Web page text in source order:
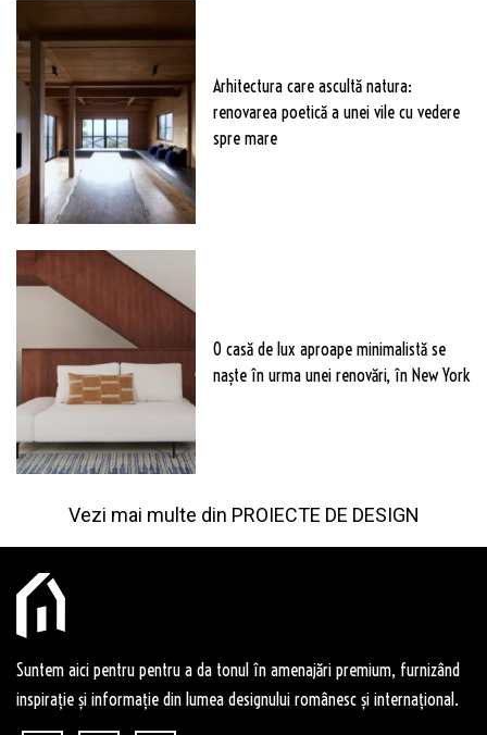
Arhitectura care ascultă natura:
renovarea poetică a unei vile cu vedere
spre mare
O casă de lux aproape minimalistă se
naște în urma unei renovări, în New York
Vezi mai multe din PROIECTE DE DESIGN
Suntem aici pentru pentru a da tonul în amenajări premium, furnizând
inspirație și informație din lumea designului românesc și internațional.